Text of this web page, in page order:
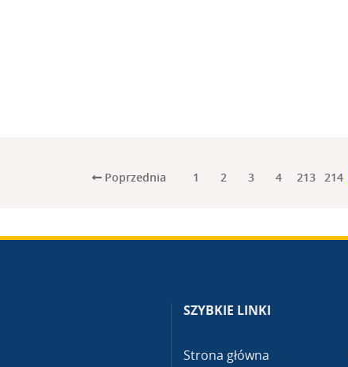
Poprzednia 1 2 3 4 213 214
SZYBKIE LINKI
Strona główna